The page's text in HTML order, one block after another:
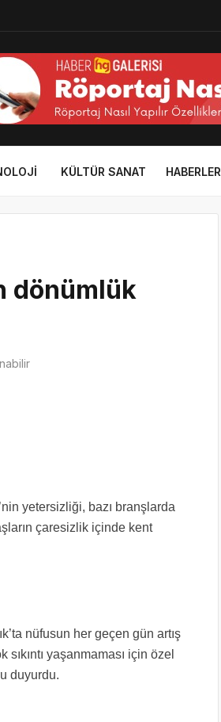
KÜLTÜR SANAT HABERLER
dönümlük
yetersizliği, bazı branşlarda
çaresizlik içinde kent
nüfusun her geçen gün artış
yaşanmaması için özel
duyurdu.